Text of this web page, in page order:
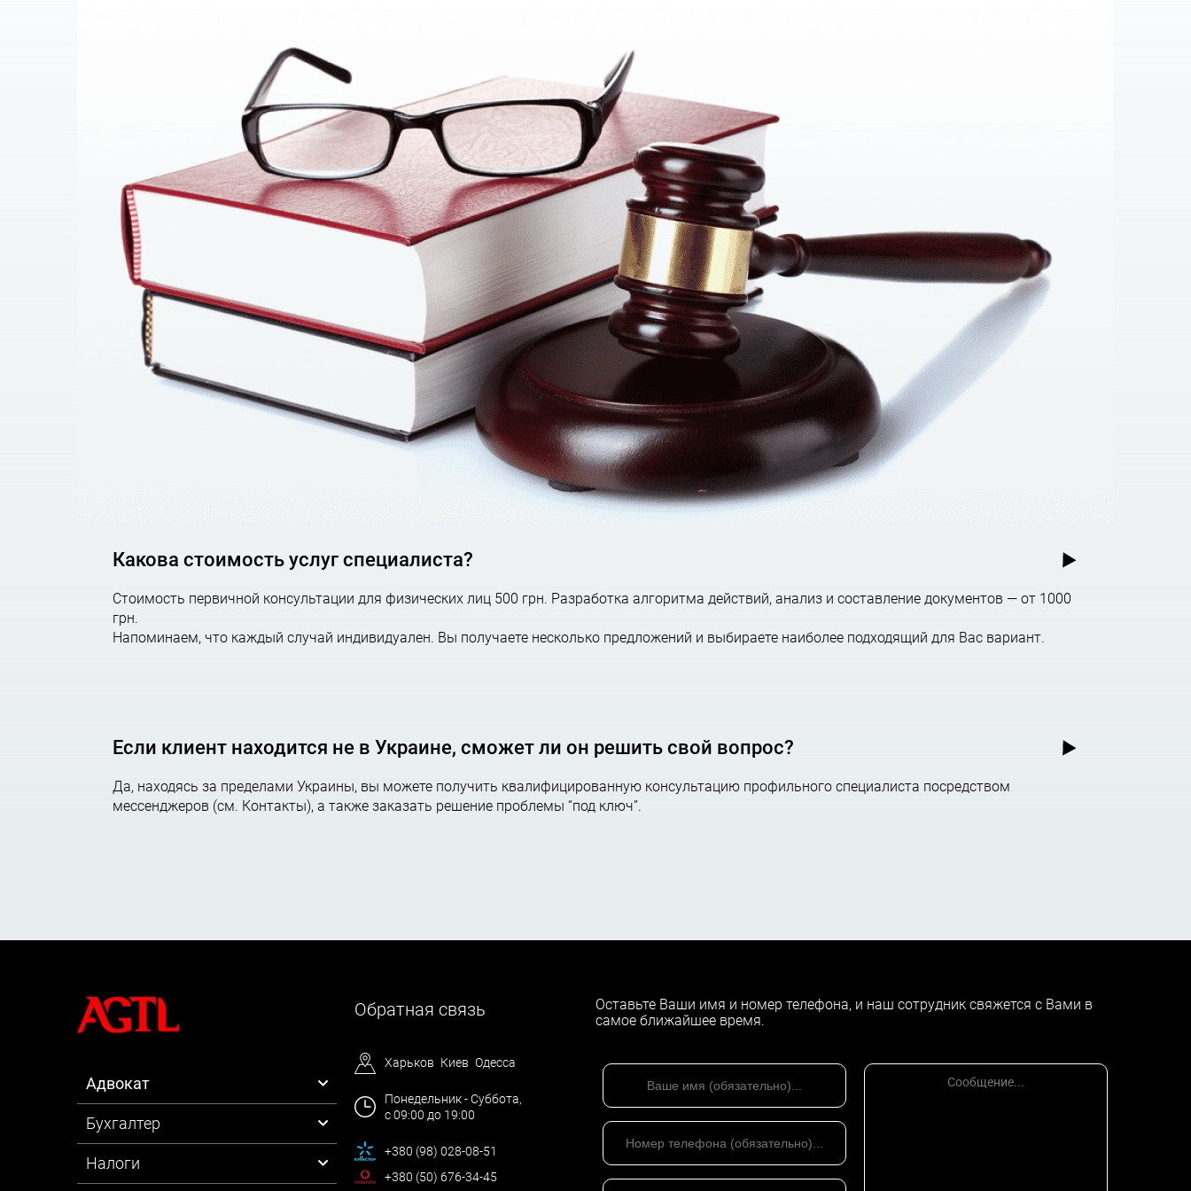
Какова стоимость услуг специалиста?
Стоимость первичной консультации для физических лиц 500 грн. Разработка алгоритма действий, анализ и составление документов — от 1000
грн.
Напоминаем, что каждый случай индивидуален. Вы получаете несколько предложений и выбираете наиболее подходящий для Вас вариант.
Если клиент находится не в Украине, сможет ли он решить свой вопрос?
Да, находясь за пределами Украины, вы можете получить квалифицированную консультацию профильного специалиста посредством
мессенджеров (см. Контакты), а также заказать решение проблемы “под ключ”.
Адвокат
Бухгалтер
Налоги
Обратная связь
Харьков Киев Одесса
Понедельник - Суббота,
с 09:00 до 19:00
+380 (98) 028-08-51
+380 (50) 676-34-45
Оставьте Ваши имя и номер телефона, и наш сотрудник свяжется с Вами в
самое ближайшее время.